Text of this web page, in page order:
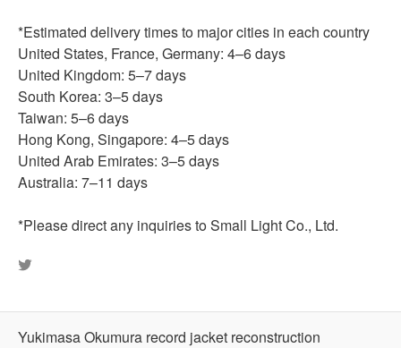
*Estimated delivery times to major cities in each country
United States, France, Germany: 4–6 days
United Kingdom: 5–7 days
South Korea: 3–5 days
Taiwan: 5–6 days
Hong Kong, Singapore: 4–5 days
United Arab Emirates: 3–5 days
Australia: 7–11 days
*Please direct any inquiries to Small Light Co., Ltd.
Tweet
Yukimasa Okumura record jacket reconstruction